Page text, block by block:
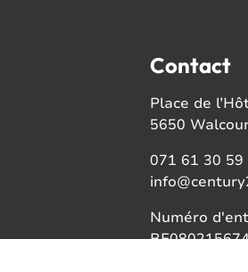
Contact
Place de
5650
071 61 30 59
Numéro